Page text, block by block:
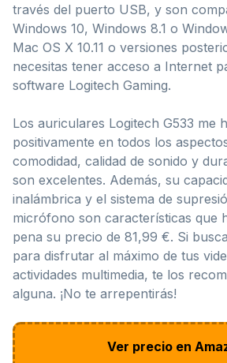
través del puerto USB, y son
Windows 10, Windows 8.1 o
Mac OS X 10.11 o versiones
necesitas tener acceso a Internet
software Logitech Gaming.
Los auriculares Logitech G533 me
positivamente en todos los
comodidad, calidad de sonido y
son excelentes. Además, su
inalámbrica y el sistema de
micrófono son características que
pena su precio de 81,99 €. Si
para disfrutar al máximo de tus
actividades multimedia, te los
alguna. ¡No te arrepentirás!
Ver precio en